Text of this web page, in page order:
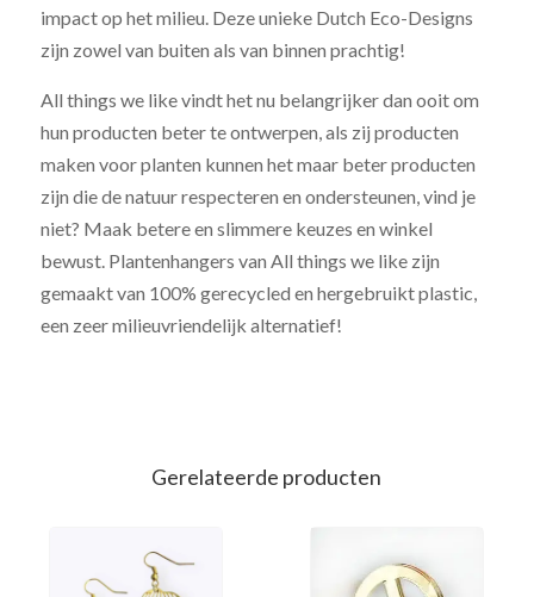
impact op het milieu. Deze unieke Dutch Eco-Designs
zijn zowel van buiten als van binnen prachtig!
All things we like vindt het nu belangrijker dan ooit om
hun producten beter te ontwerpen, als zij producten
maken voor planten kunnen het maar beter producten
zijn die de natuur respecteren en ondersteunen, vind je
niet? Maak betere en slimmere keuzes en winkel
bewust. Plantenhangers van All things we like zijn
gemaakt van 100% gerecycled en hergebruikt plastic,
een zeer milieuvriendelijk alternatief!
Gerelateerde producten